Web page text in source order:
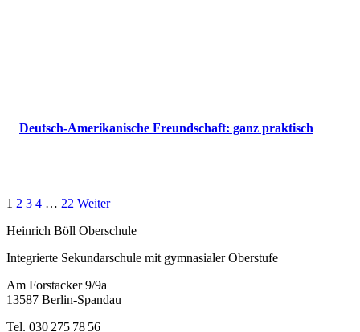
Deutsch-Amerikanische Freundschaft: ganz praktisch
1 2 3 4 … 22 Weiter
Heinrich Böll Oberschule
Integrierte Sekundarschule mit gymnasialer Oberstufe
Am Forstacker 9/9a
13587 Berlin-Spandau
Tel. 030 275 78 56